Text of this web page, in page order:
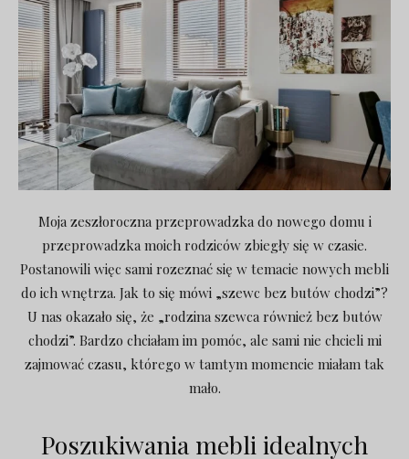
Moja zeszłoroczna przeprowadzka do nowego domu i
przeprowadzka moich rodziców zbiegły się w czasie.
Postanowili więc sami rozeznać się w temacie nowych mebli
do ich wnętrza. Jak to się mówi „szewc bez butów chodzi”?
U nas okazało się, że „rodzina szewca również bez butów
chodzi”. Bardzo chciałam im pomóc, ale sami nie chcieli mi
zajmować czasu, którego w tamtym momencie miałam tak
mało.
Poszukiwania mebli idealnych